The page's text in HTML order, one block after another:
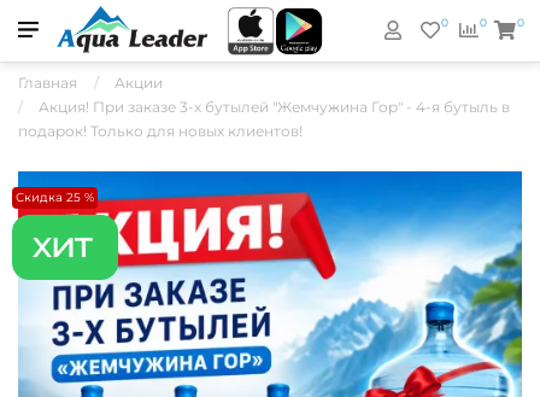
0
0 0
Главная
Акции
Акция! При заказе 3-х бутылей "Жемчужина Гор" - 4-я бутыль в
подарок! Только для новых клиентов!
Скидка 25 %